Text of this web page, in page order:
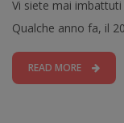
Vi siete mai
Qualche anno fa, il
READ MORE